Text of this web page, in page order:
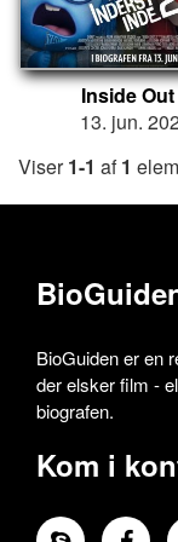
Inside
13. jun.
Viser1-1 af1
BioGuiden er en
der elsker film -
biografen.
Kom i